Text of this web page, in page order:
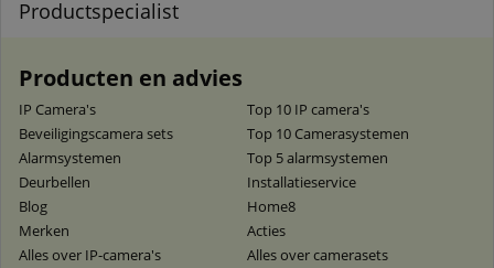
Productspecialist
Producten en advies
IP Camera's
Top 10 IP camera's
Beveiligingscamera sets
Top 10 Camerasystemen
Alarmsystemen
Top 5 alarmsystemen
Deurbellen
Installatieservice
Blog
Home8
Merken
Acties
Alles over IP-camera's
Alles over camerasets